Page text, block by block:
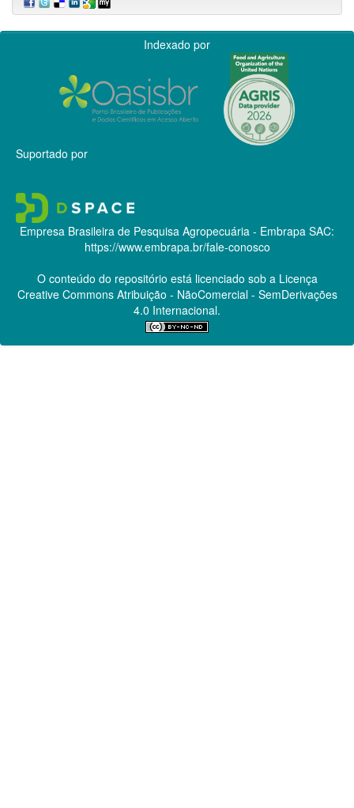
Indexado por
Suportado por
Empresa Brasileira de Pesquisa Agropecuária - Embrapa SAC:
https://www.embrapa.br/fale-conosco
O conteúdo do repositório está licenciado sob a Licença
Creative CommonsAtribuição - NãoComercial - SemDerivações
4.0 Internacional.